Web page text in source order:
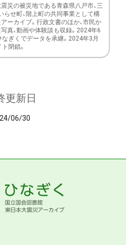
災の被災地である青森県八戸市、三
らせ町、階上町の共同事業として構
ーカイブ。行政文書のほか、市民か
真、動画や体験談も収録。2024年6
なぎくでデータを承継。2024年3月
閉鎖。
更新日
06/30